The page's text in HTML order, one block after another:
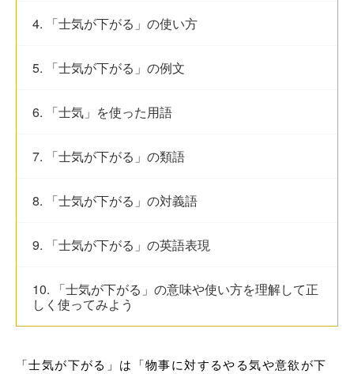
4. 「士気が下がる」の使い方
5. 「士気が下がる」の例文
6. 「士気」を使った用語
7. 「士気が下がる」の類語
8. 「士気が下がる」の対義語
9. 「士気が下がる」の英語表現
10. 「士気が下がる」の意味や使い方を理解して正
しく使ってみよう
「士気が下がる」は「物事に対するやる気や意欲が下